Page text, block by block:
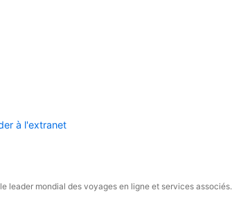
à l'extranet
leader mondial des voyages en ligne et services associés.